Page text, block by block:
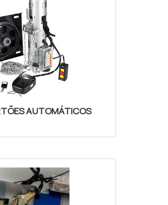
AUTOMÁTICOS